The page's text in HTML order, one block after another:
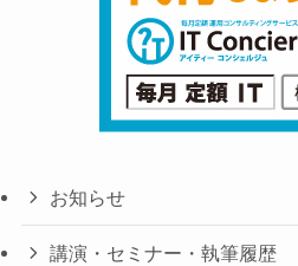
お知らせ
講演・セミナー・執筆履歴